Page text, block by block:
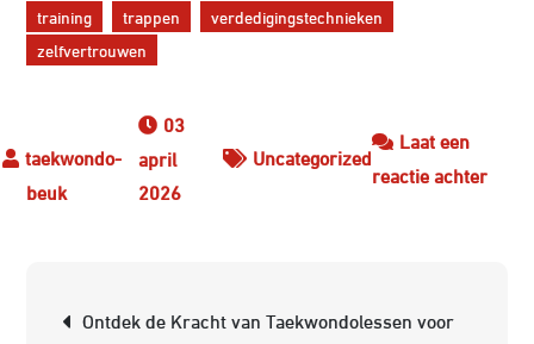
training
trappen
verdedigingstechnieken
zelfvertrouwen
03
april
2026
Uncategorized
Laat een
reactie achterop
Ontdek de Kracht van Taekwondolessen voor